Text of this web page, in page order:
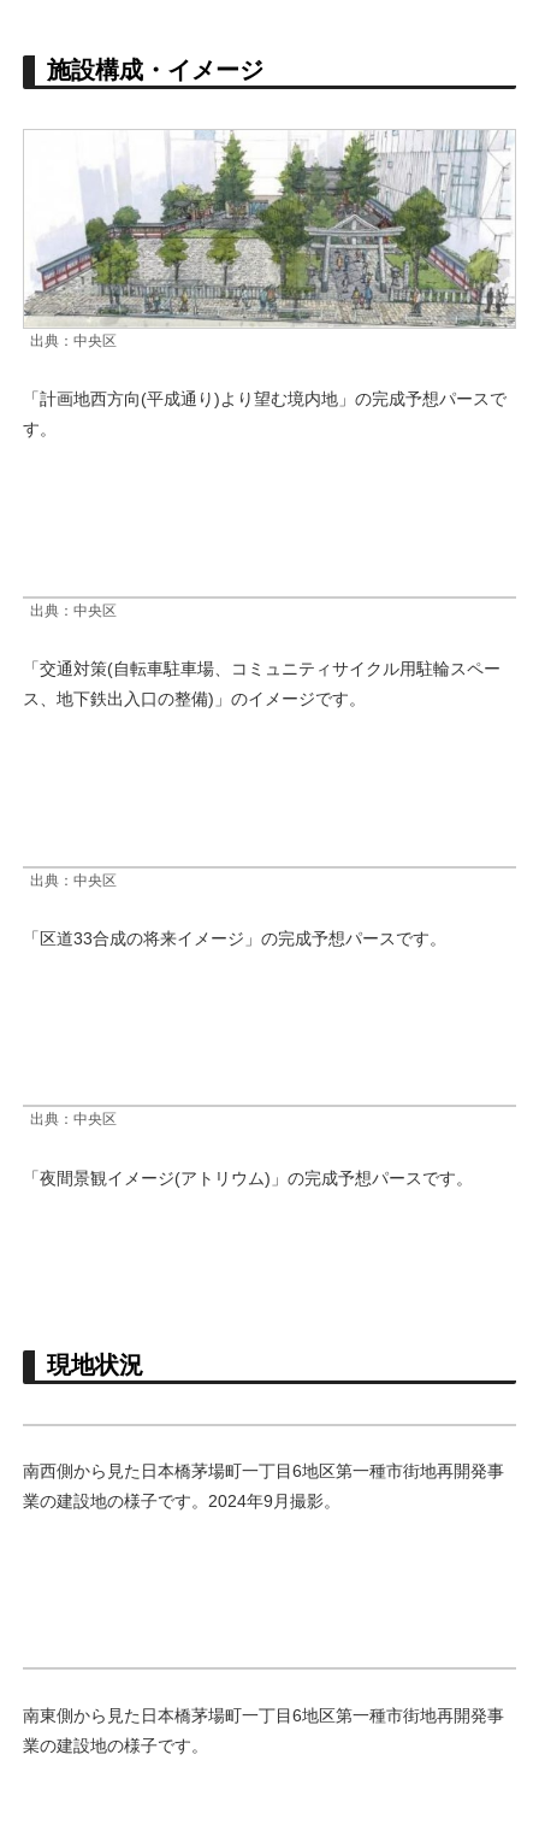
施設構成・イメージ
出典：中央区
「計画地西方向(平成通り)より望む境内地」の完成予想パースで
す。
出典：中央区
「交通対策(自転車駐車場、コミュニティサイクル用駐輪スペー
ス、地下鉄出入口の整備)」のイメージです。
出典：中央区
「区道33合成の将来イメージ」の完成予想パースです。
出典：中央区
「夜間景観イメージ(アトリウム)」の完成予想パースです。
現地状況
南西側から見た日本橋茅場町一丁目6地区第一種市街地再開発事
業の建設地の様子です。2024年9月撮影。
南東側から見た日本橋茅場町一丁目6地区第一種市街地再開発事
業の建設地の様子です。